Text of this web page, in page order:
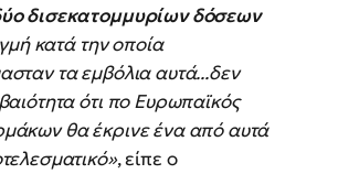
δισεκατομμυρίων δόσεων
κατά την οποία
τα εμβόλια αυτά...δεν
ότι πο Ευρωπαϊκός
θα έκρινε ένα από αυτά
, είπε ο